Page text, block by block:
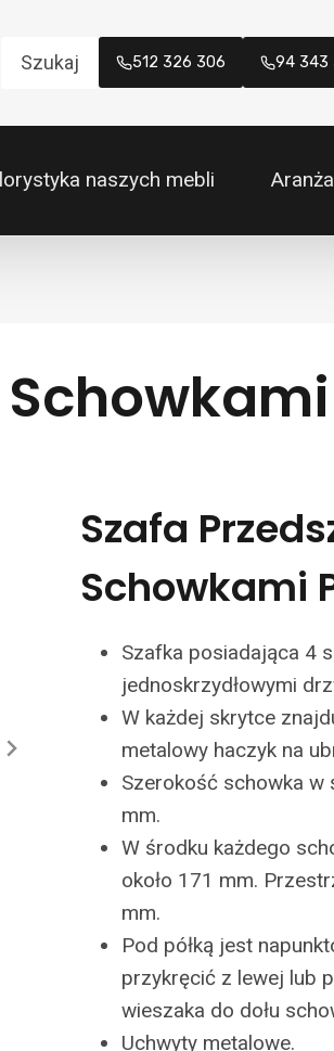
Szukaj 512 326 306 94 343
naszych mebli
Szafa
Schowkami
Szafka posiadająca 4
jednoskrzydłowymi
W każdej skrytce
metalowy haczyk na
Szerokość schowka w
mm.
W środku każdego
około 171 mm.
mm.
Pod półką jest
przykręcić z lewej lub
wieszaka do dołu
Uchwyty metalowe.